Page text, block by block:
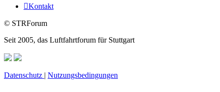
Kontakt
© STRForum
Seit 2005, das Luftfahrtforum für Stuttgart
Datenschutz | Nutzungsbedingungen